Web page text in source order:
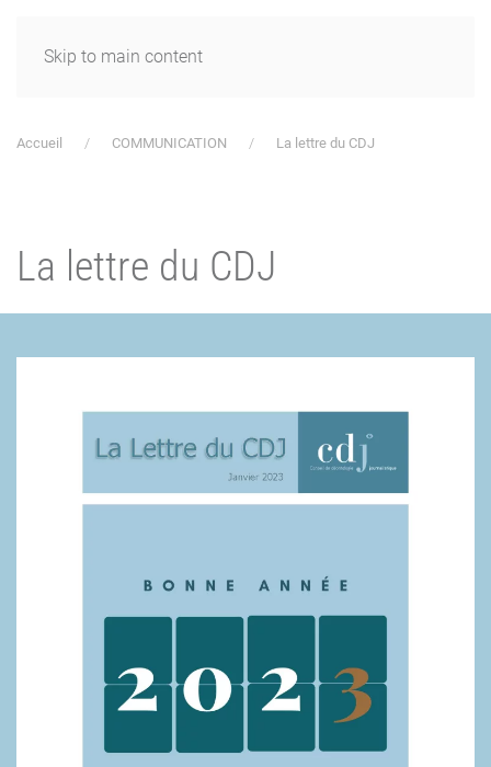
Skip to main content
Accueil COMMUNICATION La lettre du CDJ
La lettre du CDJ